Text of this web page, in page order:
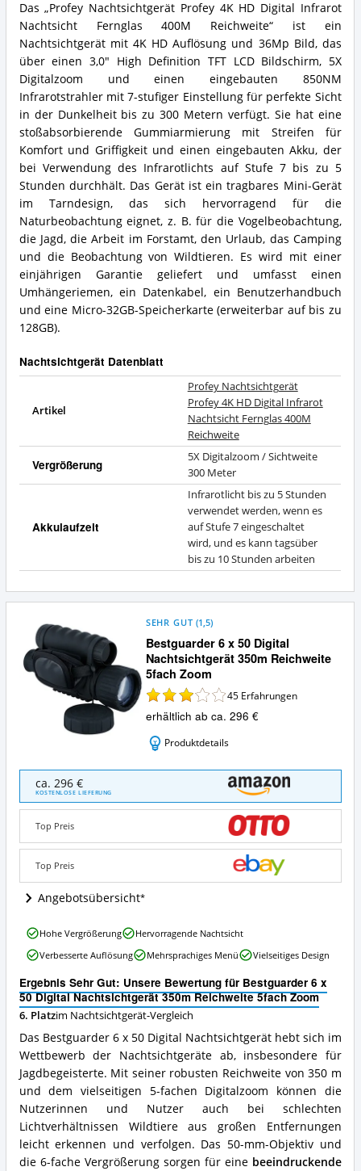
Das „Profey Nachtsichtgerät Profey 4K HD Digital Infrarot
Nachtsicht Fernglas 400M Reichweite“ ist ein
Nachtsichtgerät mit 4K HD Auflösung und 36Mp Bild, das
über einen 3,0" High Definition TFT LCD Bildschirm, 5X
Digitalzoom und einen eingebauten 850NM
Infrarotstrahler mit 7-stufiger Einstellung für perfekte Sicht
in der Dunkelheit bis zu 300 Metern verfügt. Sie hat eine
stoßabsorbierende Gummiarmierung mit Streifen für
Komfort und Griffigkeit und einen eingebauten Akku, der
bei Verwendung des Infrarotlichts auf Stufe 7 bis zu 5
Stunden durchhält. Das Gerät ist ein tragbares Mini-Gerät
im Tarndesign, das sich hervorragend für die
Naturbeobachtung eignet, z. B. für die Vogelbeobachtung,
die Jagd, die Arbeit im Forstamt, den Urlaub, das Camping
und die Beobachtung von Wildtieren. Es wird mit einer
einjährigen Garantie geliefert und umfasst einen
Umhängeriemen, ein Datenkabel, ein Benutzerhandbuch
und eine Micro-32GB-Speicherkarte (erweiterbar auf bis zu
128GB).
Nachtsichtgerät Datenblatt
Artikel
Profey Nachtsichtgerät
Profey 4K HD Digital Infrarot
Nachtsicht Fernglas 400M
Reichweite
Vergrößerung
5X Digitalzoom / Sichtweite
300 Meter
Akkulaufzeit
Infrarotlicht bis zu 5 Stunden
verwendet werden, wenn es
auf Stufe 7 eingeschaltet
wird, und es kann tagsüber
bis zu 10 Stunden arbeiten
Bestguarder 6 x 50 Digital
Nachtsichtgerät 350m Reichweite
5fach Zoom
SEHR GUT (1,5)
45 Erfahrungen
erhältlich ab ca. 296 €
Produktdetails
Bestguarder
x
Digital
Nachtsichtgerät
350m
Reichweite
5fach
Zoom
Wo
ist
dieses
Nachtsichtgerät
erhältlich?
ca. 296 €
KOSTENLOSE LIEFERUNG
Top Preis
Top Preis
Angebotsübersicht
Ergebnis Sehr Gut: Unsere Bewertung für Bestguarder 6 x
50 Digital Nachtsichtgerät 350m Reichweite 5fach Zoom
6. Platzim Nachtsichtgerät-Vergleich
Das Bestguarder 6 x 50 Digital Nachtsichtgerät hebt sich im
Wettbewerb der Nachtsichtgeräte ab, insbesondere für
Jagdbegeisterte. Mit seiner robusten Reichweite von 350 m
und dem vielseitigen 5-fachen Digitalzoom können die
Nutzerinnen und Nutzer auch bei schlechten
Lichtverhältnissen Wildtiere aus großen Entfernungen
leicht erkennen und verfolgen. Das 50-mm-Objektiv und
die 6-fache Vergrößerung sorgen für eine beeindruckende
Bestguarder
Digital
Nachtsichtgerät
350m
Reichweite
5fach
Zoom
Vorteile:
Was
spricht
für
dieses
Nachtsichtgerät?
Hohe Vergrößerung
Hervorragende Nachtsicht
Verbesserte Auflösung
Mehrsprachiges Menü Vielseitiges Design